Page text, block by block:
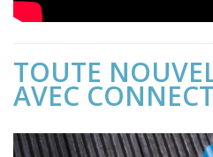
TOUTE
AVEC